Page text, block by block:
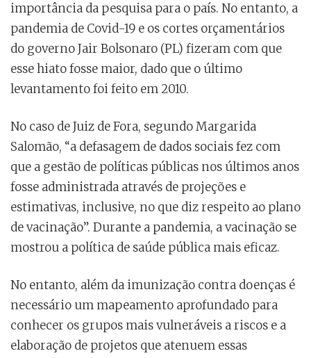
importância da pesquisa para o país. No entanto, a
pandemia de Covid-19 e os cortes orçamentários
do governo Jair Bolsonaro (PL) fizeram com que
esse hiato fosse maior, dado que o último
levantamento foi feito em 2010.
No caso de Juiz de Fora, segundo Margarida
Salomão, “a defasagem de dados sociais fez com
que a gestão de políticas públicas nos últimos anos
fosse administrada através de projeções e
estimativas, inclusive, no que diz respeito ao plano
de vacinação”. Durante a pandemia, a vacinação se
mostrou a política de saúde pública mais eficaz.
No entanto, além da imunização contra doenças é
necessário um mapeamento aprofundado para
conhecer os grupos mais vulneráveis a riscos e a
elaboração de projetos que atenuem essas